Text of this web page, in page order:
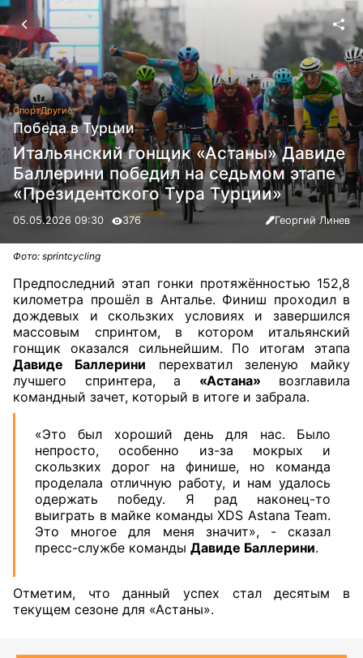
СпортДругие
Победа в Турции
Итальянский гонщик «Астаны» Давиде
Баллерини победил на седьмом этапе
«Президентского Тура Турции»
05.05.2026 09:30 376 Георгий Линев
Фото: sprintcycling
Предпоследний этап гонки протяжённостью 152,8
километра прошёл в Анталье. Финиш проходил в
дождевых и скользких условиях и завершился
массовым спринтом, в котором итальянский
гонщик оказался сильнейшим. По итогам этапа
Давиде Баллерини перехватил зеленую майку
лучшего спринтера, а «Астана» возглавила
командный зачет, который в итоге и забрала.
«Это был хороший день для нас. Было
непросто, особенно из-за мокрых и
скользких дорог на финише, но команда
проделала отличную работу, и нам удалось
одержать победу. Я рад наконец-то
выиграть в майке команды XDS Astana Team.
Это многое для меня значит», - сказал
пресс-службе команды Давиде Баллерини.
Отметим, что данный успех стал десятым в
текущем сезоне для «Астаны».